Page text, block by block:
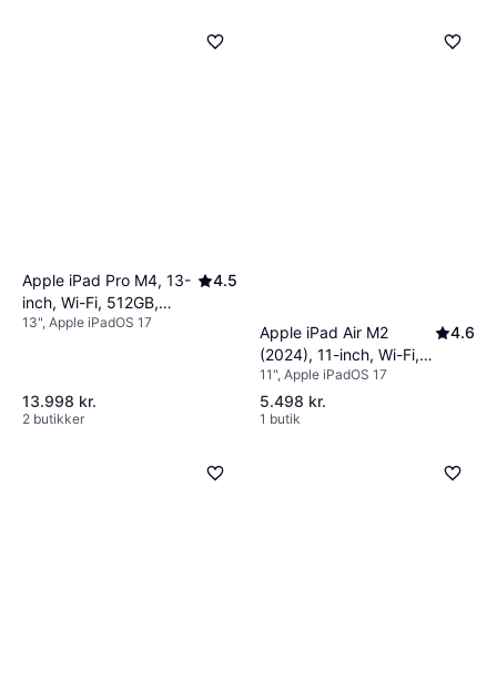
Apple iPad Pro M4, 13-
inch, Wi-Fi, 512GB,
Standard Glass, Silver
4.5
13", Apple iPadOS 17
13.998 kr.
2 butikker
Apple iPad Air M2
(2024), 11-inch, Wi-Fi,
128GB Blue
4.6
11", Apple iPadOS 17
5.498 kr.
1 butik